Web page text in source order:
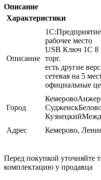
Описание
Характеристики
Описание
рабочее место
USB Ключ 1С 8
торг.
есть другие
сетевая на 5
официальные
Город
Адрес
Кемерово,
Перед покупкой уточняйте
комплектацию у продавца